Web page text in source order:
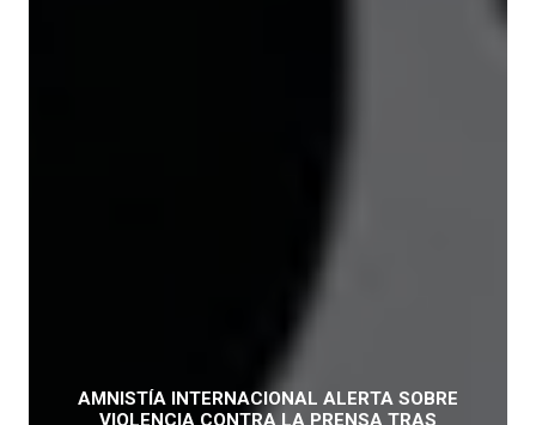
AMNISTÍA INTERNACIONAL ALERTA SOBRE
VIOLENCIA CONTRA LA PRENSA TRAS